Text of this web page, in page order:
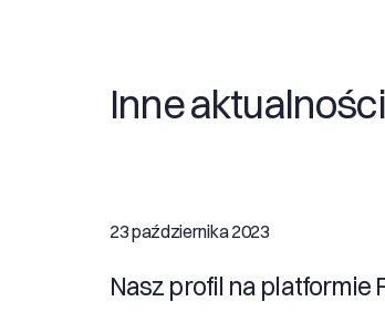
Inne aktualności
23 października 2023
Nasz profil na platformie